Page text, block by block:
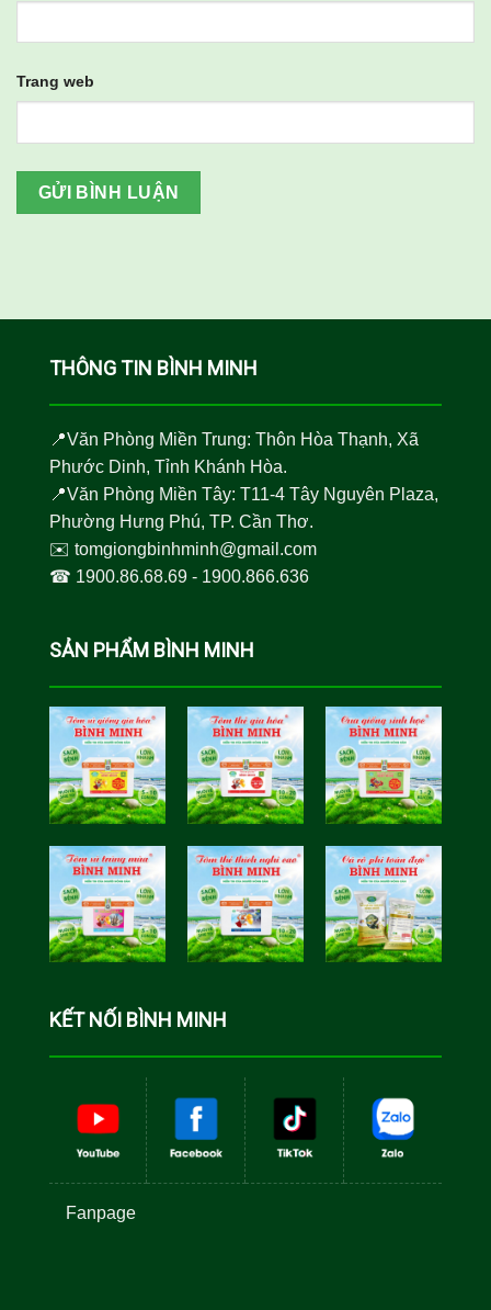
Trang web
THÔNG TIN BÌNH MINH
📍Văn Phòng Miền Trung: Thôn Hòa Thạnh, Xã
Phước Dinh, Tỉnh Khánh Hòa.
📍Văn Phòng Miền Tây: T11-4 Tây Nguyên Plaza,
Phường Hưng Phú, TP. Cần Thơ.
✉️ tomgiongbinhminh@gmail.com
☎︎ 1900.86.68.69- 1900.866.636
SẢN PHẨM BÌNH MINH
Hóa Bình
Minh
Học Bình
Minh
KẾT NỐI BÌNH MINH
Fanpage